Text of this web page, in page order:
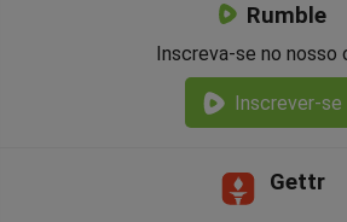
Rumble
Inscreva-se no nosso
Inscrever-se
Gettr